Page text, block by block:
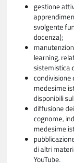
gestione
svolgente
docenza);
learning,
sistemistica
condivisione
medesime
disponibili
diffusione
cognome,
medesime
di altri
YouTube.